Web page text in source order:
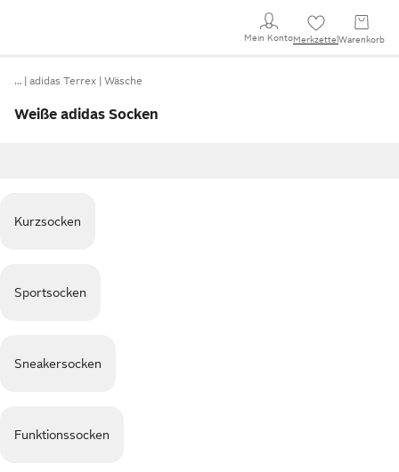
Mein KontoMerkzettel Warenkorb
… adidas Terrex Wäsche
Weiße adidas Socken
Kurzsocken
Sportsocken
Sneakersocken
Funktionssocken